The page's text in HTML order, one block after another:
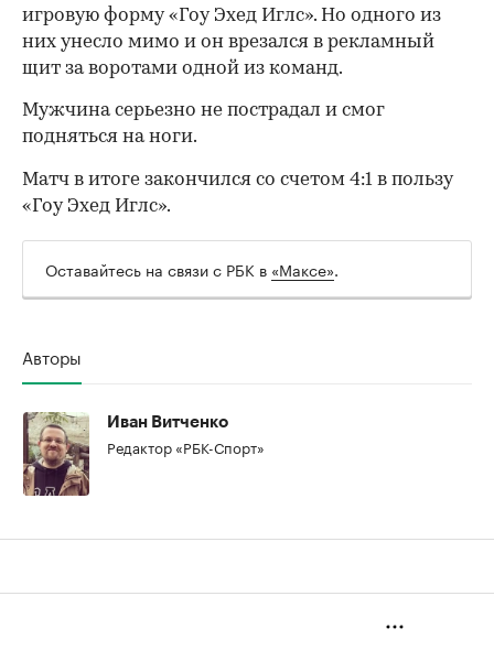
игровую форму «Гоу Эхед Иглс». Но одного из
них унесло мимо и он врезался в рекламный
щит за воротами одной из команд.
Мужчина серьезно не пострадал и смог
подняться на ноги.
Матч в итоге закончился со счетом 4:1 в пользу
«Гоу Эхед Иглс».
Оставайтесь на связи с РБК в «Максе».
Авторы
Иван Витченко
Редактор «РБК-Спорт»